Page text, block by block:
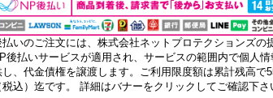
払いのご注文には、株式会社ネットプロテクションズの
後払いサービスが適用され、サービスの範囲内で個人情
し、代金債権を譲渡します。ご利用限度額は累計残高で
税込）迄です。 詳細はバナーをクリックしてご確認下さ